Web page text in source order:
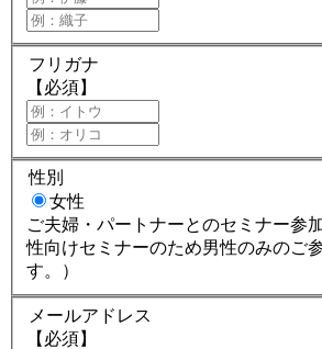
フリガナ
【必須】
性別
女性
ご夫婦・パートナーとのセミナー参
性向けセミナーのため男性のみのご
す。）
メールアドレス
【必須】